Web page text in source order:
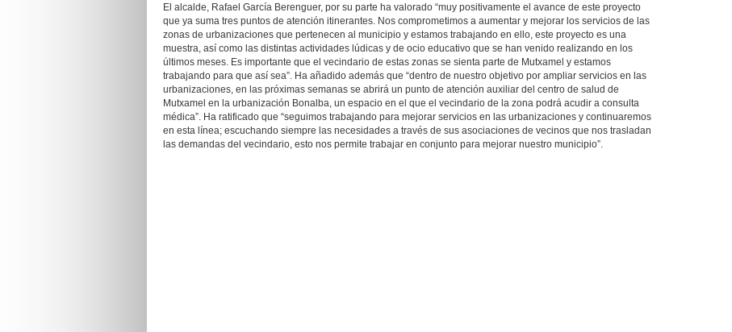
El alcalde, Rafael García Berenguer, por su parte ha valorado “muy positivamente el avance de este proyecto
que ya suma tres puntos de atención itinerantes. Nos comprometimos a aumentar y mejorar los servicios de las
zonas de urbanizaciones que pertenecen al municipio y estamos trabajando en ello, este proyecto es una
muestra, así como las distintas actividades lúdicas y de ocio educativo que se han venido realizando en los
últimos meses. Es importante que el vecindario de estas zonas se sienta parte de Mutxamel y estamos
trabajando para que así sea”. Ha añadido además que “dentro de nuestro objetivo por ampliar servicios en las
urbanizaciones, en las próximas semanas se abrirá un punto de atención auxiliar del centro de salud de
Mutxamel en la urbanización Bonalba, un espacio en el que el vecindario de la zona podrá acudir a consulta
médica”. Ha ratificado que “seguimos trabajando para mejorar servicios en las urbanizaciones y continuaremos
en esta línea; escuchando siempre las necesidades a través de sus asociaciones de vecinos que nos trasladan
las demandas del vecindario, esto nos permite trabajar en conjunto para mejorar nuestro municipio”.